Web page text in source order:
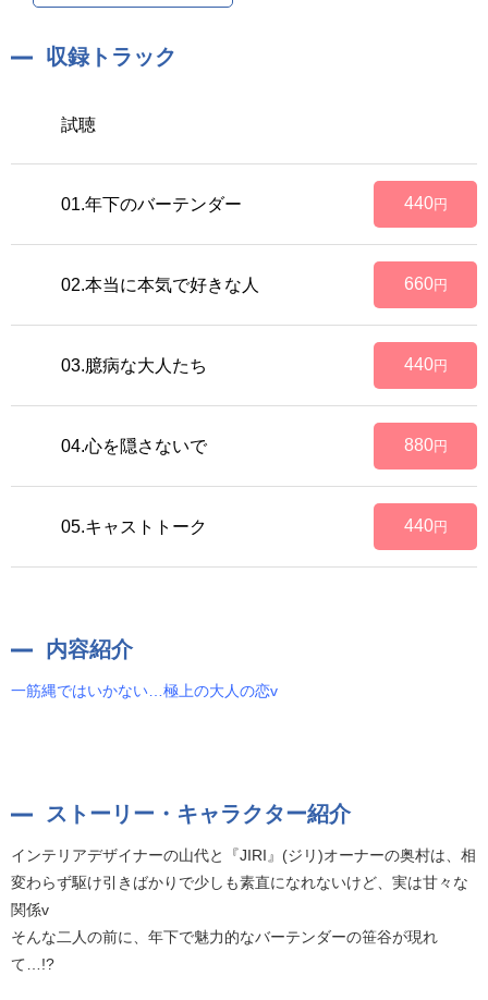
収録トラック
試聴
01.年下のバーテンダー 440円
02.本当に本気で好きな人 660円
03.臆病な大人たち 440円
04.心を隠さないで 880円
05.キャストトーク 440円
内容紹介
一筋縄ではいかない…極上の大人の恋v
ストーリー・キャラクター紹介
インテリアデザイナーの山代と『JIRI』(ジリ)オーナーの奥村は、相
変わらず駆け引きばかりで少しも素直になれないけど、実は甘々な
関係v
そんな二人の前に、年下で魅力的なバーテンダーの笹谷が現れ
て…!?